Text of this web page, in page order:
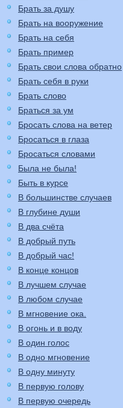
Брать за душу
Брать на вооружение
Брать на себя
Брать пример
Брать свои слова обратно
Брать себя в руки
Брать слово
Браться за ум
Бросать слова на ветер
Бросаться в глаза
Бросаться словами
Была не была!
Быть в курсе
В большинстве случаев
В глубине души
В два счёта
В добрый путь
В добрый час!
В конце концов
В лучшем случае
В любом случае
В мгновение ока.
В огонь и в воду
В один голос
В одно мгновение
В одну минуту
В первую голову
В первую очередь